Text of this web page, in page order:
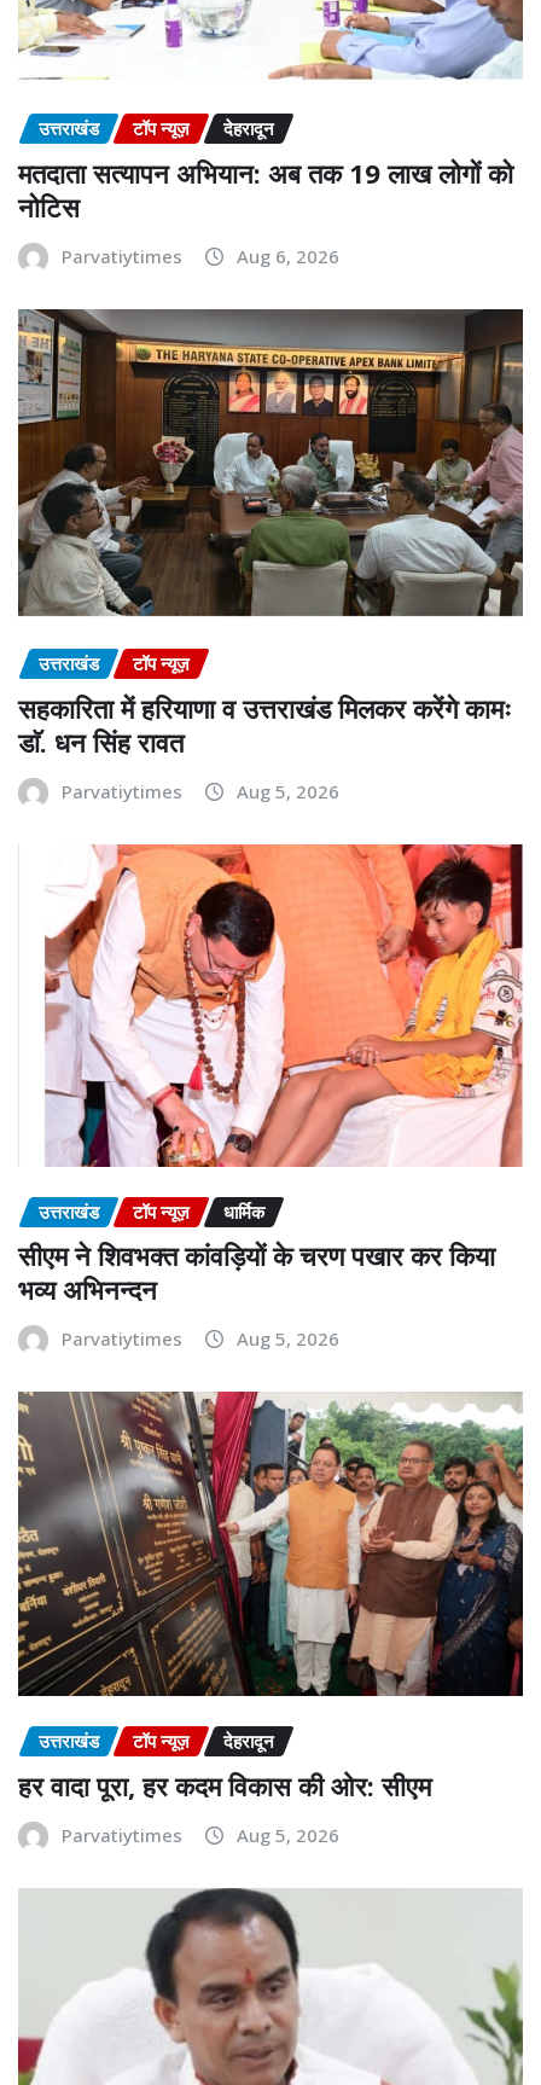
उत्तराखंड टॉप न्यूज़ देहरादून
मतदाता सत्यापन अभियान: अब तक 19 लाख लोगों को
नोटिस
Parvatiytimes Aug 6, 2026
उत्तराखंड टॉप न्यूज़
सहकारिता में हरियाणा व उत्तराखंड मिलकर करेंगे कामः
डाॅ. धन सिंह रावत
Parvatiytimes Aug 5, 2026
उत्तराखंड टॉप न्यूज़ धार्मिक
सीएम ने शिवभक्त कांवड़ियों के चरण पखार कर किया
भव्य अभिनन्दन
Parvatiytimes Aug 5, 2026
उत्तराखंड टॉप न्यूज़ देहरादून
हर वादा पूरा, हर कदम विकास की ओर: सीएम
Parvatiytimes Aug 5, 2026